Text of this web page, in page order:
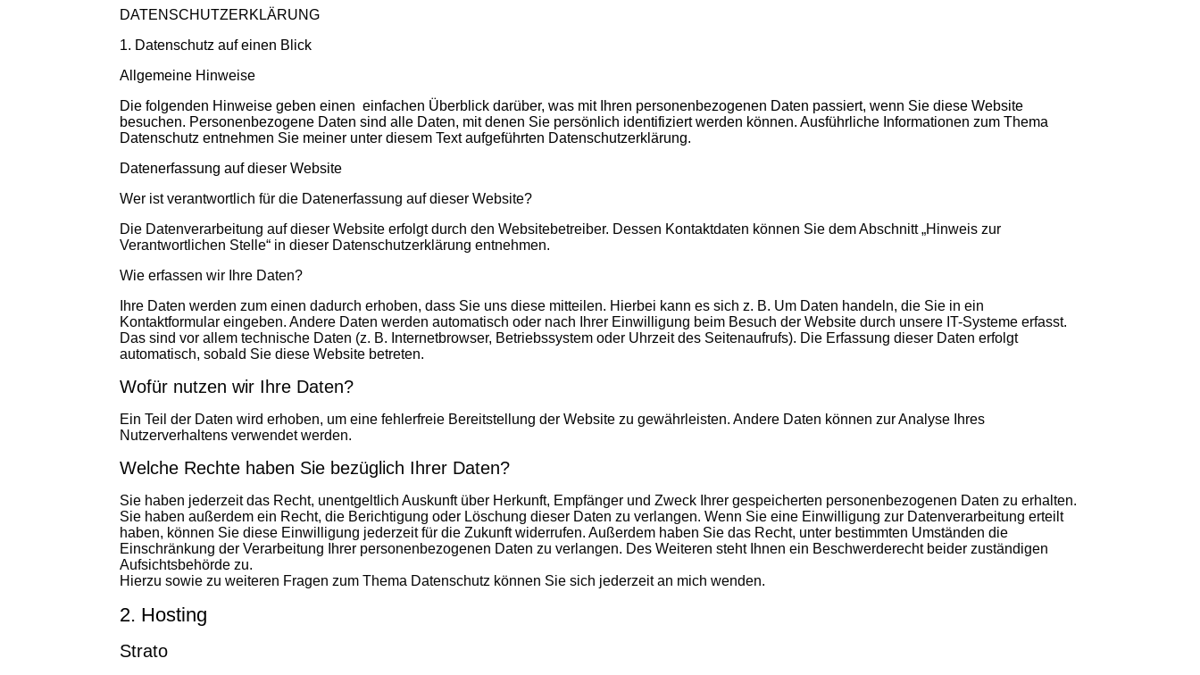
DATENSCHUTZERKLÄRUNG
1. Datenschutz auf einen Blick
Allgemeine Hinweise
Die folgenden Hinweise geben einen einfachen Überblick darüber, was mit Ihren personenbezogenen Daten passiert, wenn Sie diese Website
besuchen. Personenbezogene Daten sind alle Daten, mit denen Sie persönlich identifiziert werden können. Ausführliche Informationen zum Thema
Datenschutz entnehmen Sie meiner unter diesem Text aufgeführten Datenschutzerklärung.
Datenerfassung auf dieser Website
Wer ist verantwortlich für die Datenerfassung auf dieser Website?
Die Datenverarbeitung auf dieser Website erfolgt durch den Websitebetreiber. Dessen Kontaktdaten können Sie dem Abschnitt „Hinweis zur
Verantwortlichen Stelle“ in dieser Datenschutzerklärung entnehmen.
Wie erfassen wir Ihre Daten?
hre Daten werden zum einen dadurch erhoben, dass Sie uns diese mitteilen. Hierbei kann es sich z. B. Um Daten handeln, die Sie in ein
Kontaktformular eingeben. Andere Daten werden automatisch oder nach Ihrer Einwilligung beim Besuch der Website durch unsere IT-Systeme erfasst.
Das sind vor allem technische Daten (z. B. Internetbrowser, Betriebssystem oder Uhrzeit des Seitenaufrufs). Die Erfassung dieser Daten erfolgt
automatisch, sobald Sie diese Website betreten.
Wofür nutzen wir Ihre Daten?
Ein Teil der Daten wird erhoben, um eine fehlerfreie Bereitstellung der Website zu gewährleisten. Andere Daten können zur Analyse Ihres
Nutzerverhaltens verwendet werden.
Welche Rechte haben Sie bezüglich Ihrer Daten?
Sie haben jederzeit das Recht, unentgeltlich Auskunft über Herkunft, Empfänger und Zweck Ihrer gespeicherten personenbezogenen Daten zu erhalten.
Sie haben außerdem ein Recht, die Berichtigung oder Löschung dieser Daten zu verlangen. Wenn Sie eine Einwilligung zur Datenverarbeitung erteilt
haben, können Sie diese Einwilligung jederzeit für die Zukunft widerrufen. Außerdem haben Sie das Recht, unter bestimmten Umständen die
Einschränkung der Verarbeitung Ihrer personenbezogenen Daten zu verlangen. Des Weiteren steht Ihnen ein Beschwerderecht beider zuständigen
Aufsichtsbehörde zu.
Hierzu sowie zu weiteren Fragen zum Thema Datenschutz können Sie sich jederzeit an mich wenden.
2. Hosting
Strato